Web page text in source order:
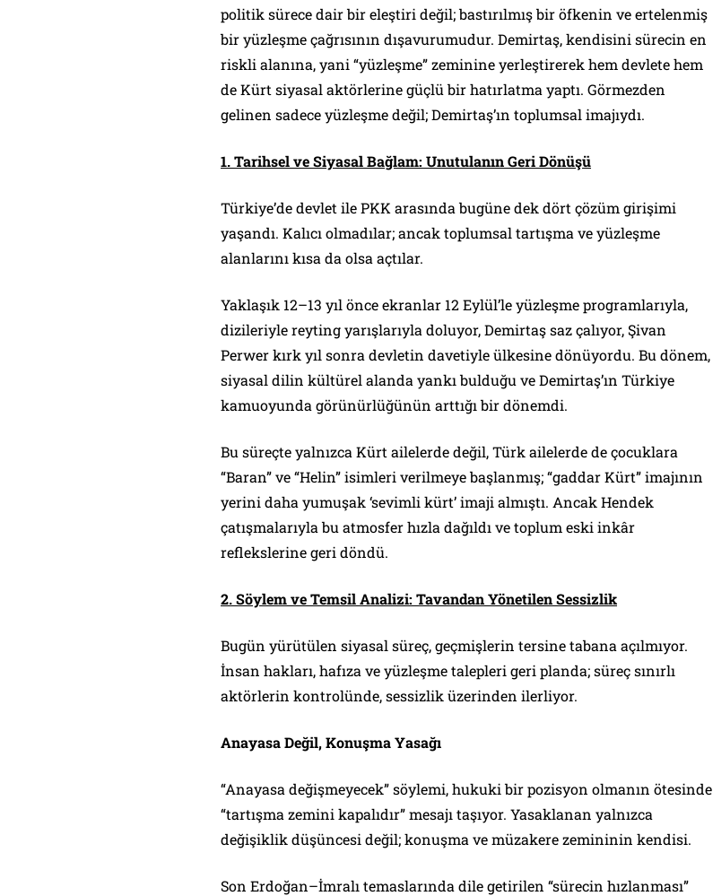
politik sürece dair bir eleştiri değil; bastırılmış bir öfkenin ve ertelenmiş
bir yüzleşme çağrısının dışavurumudur. Demirtaş, kendisini sürecin en
riskli alanına, yani “yüzleşme” zeminine yerleştirerek hem devlete hem
de Kürt siyasal aktörlerine güçlü bir hatırlatma yaptı. Görmezden
gelinen sadece yüzleşme değil; Demirtaş’ın toplumsal imajıydı.
1. Tarihsel ve Siyasal Bağlam: Unutulanın Geri Dönüşü
Türkiye’de devlet ile PKK arasında bugüne dek dört çözüm girişimi
yaşandı. Kalıcı olmadılar; ancak toplumsal tartışma ve yüzleşme
alanlarını kısa da olsa açtılar.
Yaklaşık 12–13 yıl önce ekranlar 12 Eylül’le yüzleşme programlarıyla,
dizileriyle reyting yarışlarıyla doluyor, Demirtaş saz çalıyor, Şivan
Perwer kırk yıl sonra devletin davetiyle ülkesine dönüyordu. Bu dönem,
siyasal dilin kültürel alanda yankı bulduğu ve Demirtaş’ın Türkiye
kamuoyunda görünürlüğünün arttığı bir dönemdi.
Bu süreçte yalnızca Kürt ailelerde değil, Türk ailelerde de çocuklara
“Baran” ve “Helin” isimleri verilmeye başlanmış; “gaddar Kürt” imajının
yerini daha yumuşak ‘sevimli kürt’ imaji almıştı. Ancak Hendek
çatışmalarıyla bu atmosfer hızla dağıldı ve toplum eski inkâr
reflekslerine geri döndü.
2. Söylem ve Temsil Analizi: Tavandan Yönetilen Sessizlik
Bugün yürütülen siyasal süreç, geçmişlerin tersine tabana açılmıyor.
İnsan hakları, hafıza ve yüzleşme talepleri geri planda; süreç sınırlı
aktörlerin kontrolünde, sessizlik üzerinden ilerliyor.
Anayasa Değil, Konuşma Yasağı
“Anayasa değişmeyecek” söylemi, hukuki bir pozisyon olmanın ötesinde
“tartışma zemini kapalıdır” mesajı taşıyor. Yasaklanan yalnızca
değişiklik düşüncesi değil; konuşma ve müzakere zemininin kendisi.
Son Erdoğan–İmralı temaslarında dile getirilen “sürecin hızlanması”